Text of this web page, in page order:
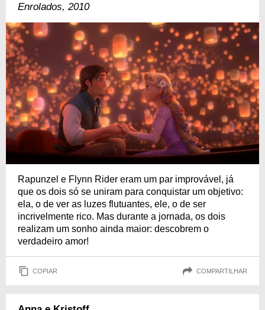
Enrolados, 2010
Rapunzel e Flynn Rider eram um par improvável, já
que os dois só se uniram para conquistar um objetivo:
ela, o de ver as luzes flutuantes, ele, o de ser
incrivelmente rico. Mas durante a jornada, os dois
realizam um sonho ainda maior: descobrem o
verdadeiro amor!
COPIAR COMPARTILHAR